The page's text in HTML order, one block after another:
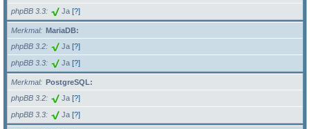
phpBB 3.3 Ja [?]
Merkmal
MariaDB:
phpBB 3.2
Ja [?]
phpBB 3.3 Ja [?]
Merkmal
PostgreSQL:
phpBB 3.2
Ja [?]
phpBB 3.3 Ja [?]